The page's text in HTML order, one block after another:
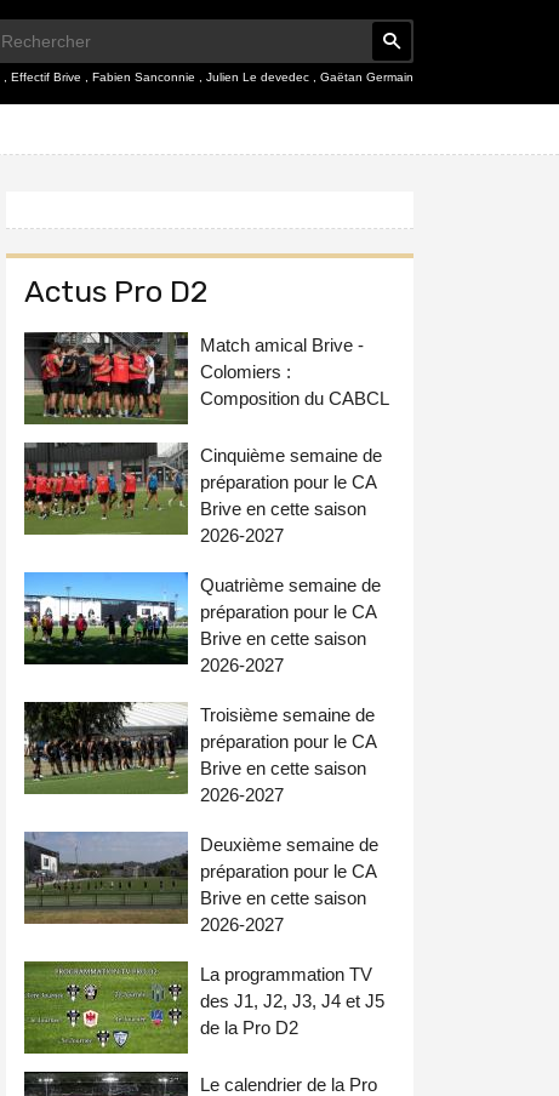
Effectif Brive Fabien Sanconnie Julien Le devedec Gaëtan Germain
Actus Pro D2
Match amical Brive -
Colomiers :
Composition du CABCL
Cinquième semaine de
préparation pour le CA
Brive en cette saison
2026-2027
Quatrième semaine de
préparation pour le CA
Brive en cette saison
2026-2027
Troisième semaine de
préparation pour le CA
Brive en cette saison
2026-2027
Deuxième semaine de
préparation pour le CA
Brive en cette saison
2026-2027
La programmation TV
des J1, J2, J3, J4 et J5
de la Pro D2
Le calendrier de la Pro